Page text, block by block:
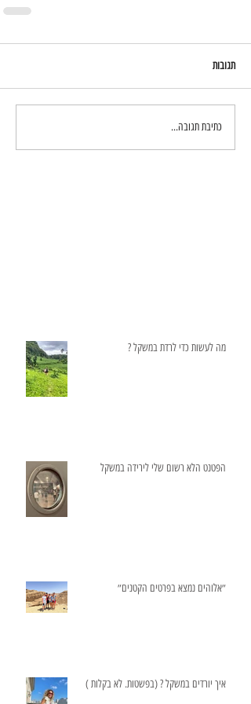
תגובות
כתיבת תגובה...
מה לעשות כדי לרדת במשקל ?
הפטנט הלא רשום שלי לירידה במשקל
״אלוהים נמצא בפרטים הקטנים״
איך יורדים במשקל ? (בפשטות. לא בקלות )